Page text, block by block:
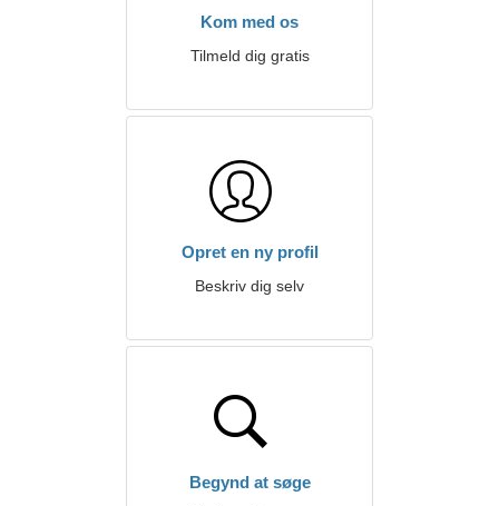
Kom med os
Tilmeld dig gratis
Opret en ny profil
Beskriv dig selv
Begynd at søge